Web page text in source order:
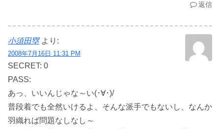
返信
小須田塁 より:
2008年7月16日 11:31 PM
SECRET: 0
PASS:
あっ、いいんじゃな～い(･∀･)/
普段着でも全然いけるよ、そんな派手でもないし、なんか
羽織れば問題なしなし～